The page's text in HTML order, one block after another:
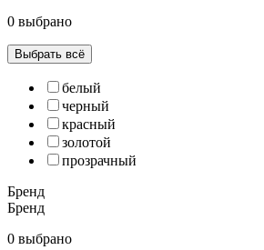
0 выбрано
Выбрать всё
белый
черный
красный
золотой
прозрачный
Бренд
Бренд
0 выбрано